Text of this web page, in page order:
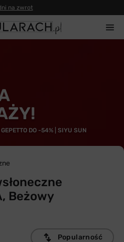
na zwrot
DO -54% | SIYU SUN
Beżowy
Popularność